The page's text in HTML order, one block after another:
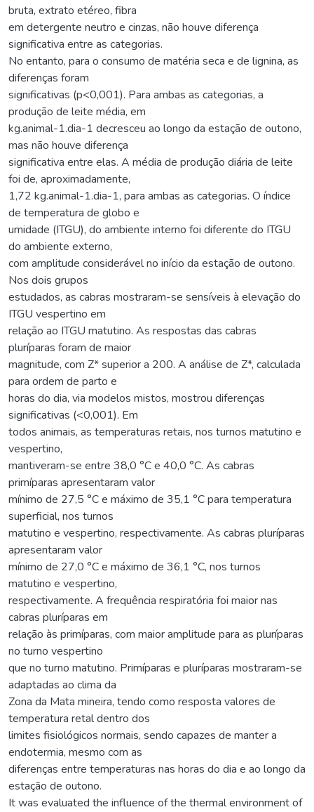
bruta, extrato etéreo, fibra
em detergente neutro e cinzas, não houve diferença
significativa entre as categorias.
No entanto, para o consumo de matéria seca e de lignina, as
diferenças foram
significativas (p<0,001). Para ambas as categorias, a
produção de leite média, em
kg.animal-1.dia-1 decresceu ao longo da estação de outono,
mas não houve diferença
significativa entre elas. A média de produção diária de leite
foi de, aproximadamente,
1,72 kg.animal-1.dia-1, para ambas as categorias. O índice
de temperatura de globo e
umidade (ITGU), do ambiente interno foi diferente do ITGU
do ambiente externo,
com amplitude considerável no início da estação de outono.
Nos dois grupos
estudados, as cabras mostraram-se sensíveis à elevação do
ITGU vespertino em
relação ao ITGU matutino. As respostas das cabras
pluríparas foram de maior
magnitude, com Z* superior a 200. A análise de Z*, calculada
para ordem de parto e
horas do dia, via modelos mistos, mostrou diferenças
significativas (<0,001). Em
todos animais, as temperaturas retais, nos turnos matutino e
vespertino,
mantiveram-se entre 38,0 °C e 40,0 °C. As cabras
primíparas apresentaram valor
mínimo de 27,5 °C e máximo de 35,1 °C para temperatura
superficial, nos turnos
matutino e vespertino, respectivamente. As cabras pluríparas
apresentaram valor
mínimo de 27,0 °C e máximo de 36,1 °C, nos turnos
matutino e vespertino,
respectivamente. A frequência respiratória foi maior nas
cabras pluríparas em
relação às primíparas, com maior amplitude para as pluríparas
no turno vespertino
que no turno matutino. Primíparas e pluríparas mostraram-se
adaptadas ao clima da
Zona da Mata mineira, tendo como resposta valores de
temperatura retal dentro dos
limites fisiológicos normais, sendo capazes de manter a
endotermia, mesmo com as
diferenças entre temperaturas nas horas do dia e ao longo da
estação de outono.
It was evaluated the influence of the thermal environment of